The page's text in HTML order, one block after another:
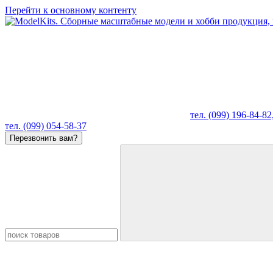
Перейти к основному контенту
тел. (099) 196-84-
тел. (099) 054-58-37
Перезвонить вам?